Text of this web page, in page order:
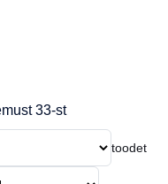
33-st
järgi
toodet